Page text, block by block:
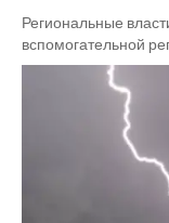
Региональные
вспомогательной